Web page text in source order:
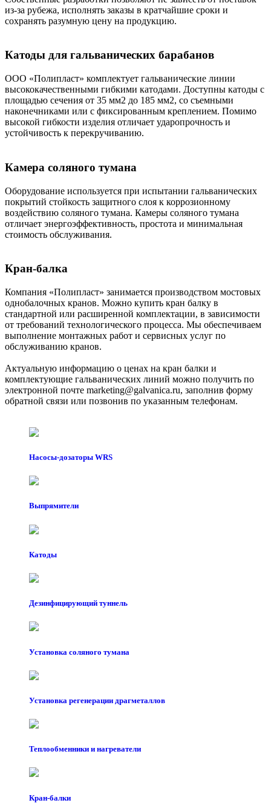
из-за рубежа, исполнять заказы в кратчайшие сроки и
сохранять разумную цену на продукцию.
Катоды для гальванических барабанов
ООО «Полипласт» комплектует гальванические линии
высококачественными гибкими катодами. Доступны катоды с
площадью сечения от 35 мм2 до 185 мм2, со съемными
наконечниками или с фиксированным креплением. Помимо
высокой гибкости изделия отличает ударопрочность и
устойчивость к перекручиванию.
Камера соляного тумана
Оборудование используется при испытании гальванических
покрытий стойкость защитного слоя к коррозионному
воздействию соляного тумана. Камеры соляного тумана
отличает энергоэффективность, простота и минимальная
стоимость обслуживания.
Кран-балка
Компания «Полипласт» занимается производством мостовых
однобалочных кранов. Можно купить кран балку в
стандартной или расширенной комплектации, в зависимости
от требований технологического процесса. Мы обеспечиваем
выполнение монтажных работ и сервисных услуг по
обслуживанию кранов.
Актуальную информацию о ценах на кран балки и
комплектующие гальванических линий можно получить по
электронной почте marketing@galvanica.ru, заполнив форму
обратной связи или позвонив по указанным телефонам.
Насосы-дозаторы WRS
Выпрямители
Катоды
Дезинфицирующий туннель
Установка соляного тумана
Установка регенерации драгметаллов
Теплообменники и нагреватели
Кран-балки